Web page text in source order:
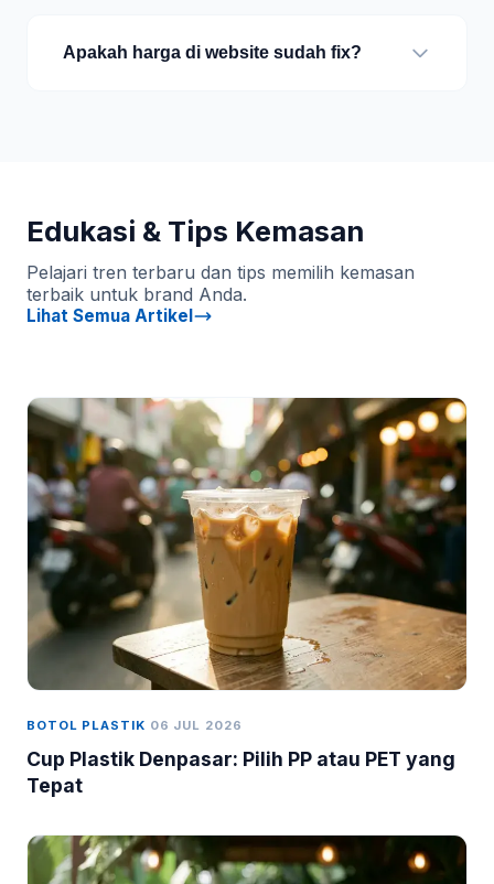
Apakah harga di website sudah fix?
Edukasi & Tips Kemasan
Pelajari tren terbaru dan tips memilih kemasan
terbaik untuk brand Anda.
Lihat Semua Artikel
BOTOL PLASTIK 06 JUL 2026
Cup Plastik Denpasar: Pilih PP atau PET yang
Tepat